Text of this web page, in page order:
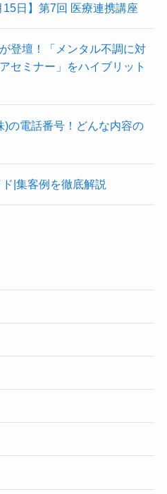
15日】第7回 医療連携講座
登壇！「メンタル不調に対
セミナー」をハイブリット
の電話番号！どんな内容の
|集客例を徹底解説